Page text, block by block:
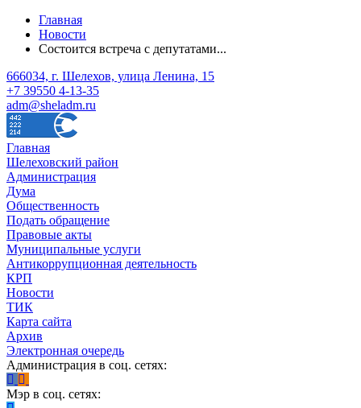
Главная
Новости
Состоится встреча с депутатами...
666034, г. Шелехов, улица Ленина, 15
+7 39550 4-13-35
adm@sheladm.ru
Главная
Шелеховский район
Администрация
Дума
Общественность
Подать обращение
Правовые акты
Муниципальные услуги
Антикоррупционная деятельность
КРП
Новости
ТИК
Карта сайта
Архив
Электронная очередь
Администрация в соц. сетях:
Мэр в соц. сетях: